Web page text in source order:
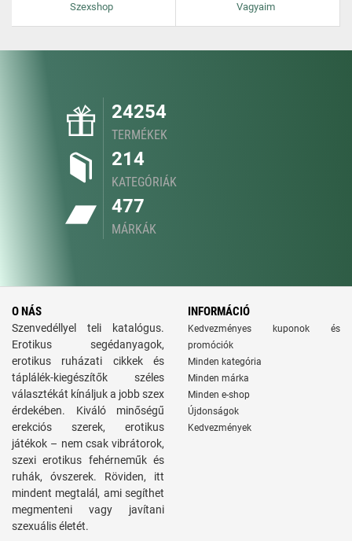
Szexshop Vagyaim
24254
TERMÉKEK
214
KATEGÓRIÁK
477
MÁRKÁK
O NÁS
Szenvedéllyel teli katalógus.
Erotikus segédanyagok,
erotikus ruházati cikkek és
táplálék-kiegészítők széles
választékát kínáljuk a jobb szex
érdekében. Kiváló minőségű
erekciós szerek, erotikus
játékok – nem csak vibrátorok,
szexi erotikus fehérneműk és
ruhák, óvszerek. Röviden, itt
mindent megtalál, ami segíthet
megmenteni vagy javítani
szexuális életét.
INFORMÁCIÓ
Kedvezményes kuponok és
promóciók
Minden kategória
Minden márka
Minden e-shop
Újdonságok
Kedvezmények